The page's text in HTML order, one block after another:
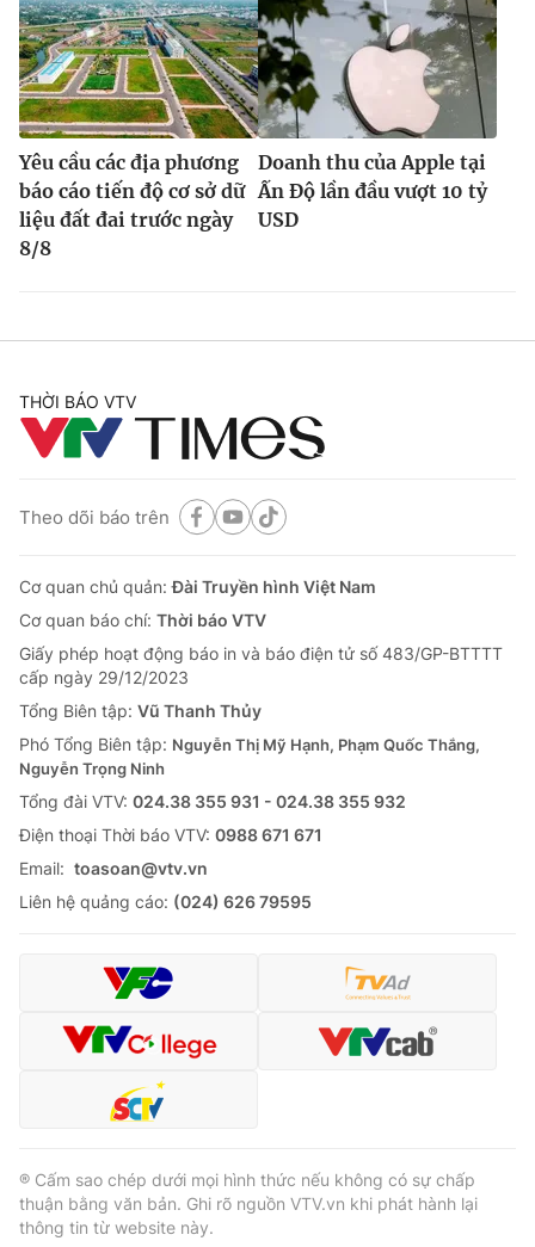
Yêu cầu các địa phương
báo cáo tiến độ cơ sở dữ
liệu đất đai trước ngày
8/8
Doanh thu của Apple tại
Ấn Độ lần đầu vượt 10 tỷ
USD
THỜI BÁO VTV
Theo dõi báo trên
Cơ quan chủ quản:Đài Truyền hình Việt Nam
Cơ quan báo chí: Thời báo VTV
Giấy phép hoạt động báo in và báo điện tử số 483/GP-BTTTT
cấp ngày 29/12/2023
Tổng Biên tập: Vũ Thanh Thủy
Phó Tổng Biên tập: Nguyễn Thị Mỹ Hạnh, Phạm Quốc Thắng,
Nguyễn Trọng Ninh
Tổng đài VTV: 024.38 355 931 - 024.38 355 932
Ðiện thoại Thời báo VTV: 0988 671 671
Email: toasoan@vtv.vn
Liên hệ quảng cáo: (024) 626 79595
® Cấm sao chép dưới mọi hình thức nếu không có sự chấp
thuận bằng văn bản. Ghi rõ nguồn VTV.vn khi phát hành lại
thông tin từ website này.